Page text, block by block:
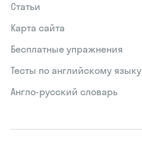
Статьи
Карта сайта
Бесплатные упражнения
Тесты по английскому языку
Англо-русский словарь